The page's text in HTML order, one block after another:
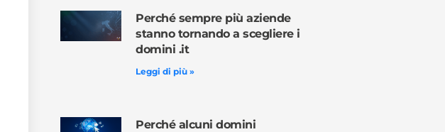
Perché sempre più aziende
stanno tornando a scegliere i
domini .it
Leggi di più »
Perché alcuni domini